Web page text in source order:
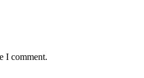
I comment.